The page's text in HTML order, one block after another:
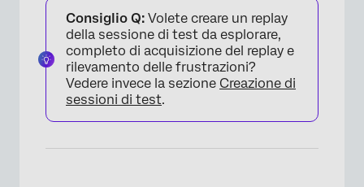
×
Consiglio Q: Volete creare un replay
della sessione di test da esplorare,
completo di acquisizione del replay e
rilevamento delle frustrazioni?
Vedere invece la sezione Creazione di
sessioni di test.